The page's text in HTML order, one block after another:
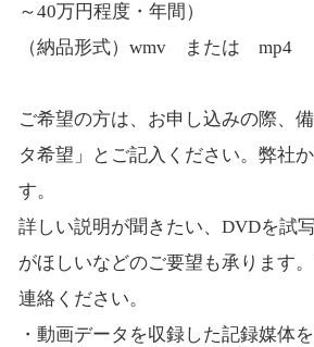
～40万円程度・年間）
（納品形式）wmv または mp4
ご希望の方は、お申し込みの際、
タ希望」とご記入ください。弊社
す。
詳しい説明が聞きたい、DVDを試
がほしいなどのご要望も承ります
連絡ください。
・動画データを収録した記録媒体